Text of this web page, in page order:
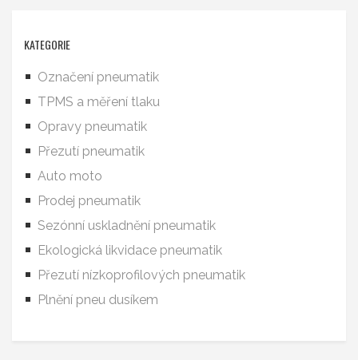
KATEGORIE
Označení pneumatik
TPMS a měření tlaku
Opravy pneumatik
Přezutí pneumatik
Auto moto
Prodej pneumatik
Sezónní uskladnění pneumatik
Ekologická likvidace pneumatik
Přezutí nízkoprofilových pneumatik
Plnění pneu dusíkem